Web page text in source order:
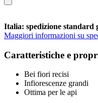
Italia: spedizione standard
Maggiori informazioni su
Caratteristiche e
Bei fiori recisi
Infiorescenze grandi
Ottima per le api